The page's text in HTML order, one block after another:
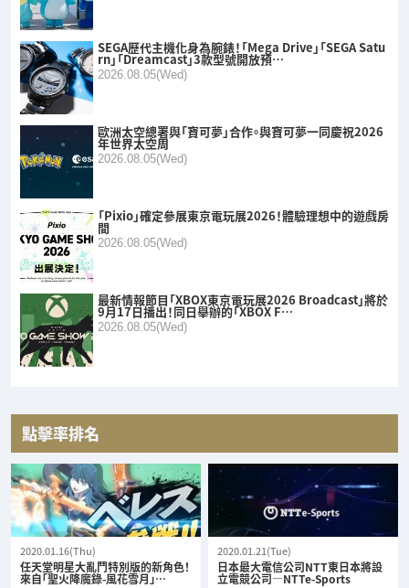
SEGA歷代主機化身為腕錶！「Mega Drive」「SEGA Satu
rn」「Dreamcast」3款型號開放預…
2026.08.05(Wed)
歐洲太空總署與「寶可夢」合作。與寶可夢一同慶祝2026
年世界太空周
2026.08.05(Wed)
「Pixio」確定參展東京電玩展2026！體驗理想中的遊戲房
間
2026.08.05(Wed)
最新情報節目「XBOX東京電玩展2026 Broadcast」將於
9月17日播出！同日舉辦的「XBOX F…
2026.08.05(Wed)
點擊率排名
2020.01.16(Thu)
任天堂明星大亂鬥特別版的新角色！
來自「聖火降魔錄-風花雪月」…
2020.01.21(Tue)
日本最大電信公司NTT東日本將設
立電競公司—NTTe-Sports